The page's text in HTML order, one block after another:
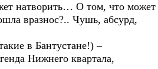
натворить… О том, что может
вразнос?.. Чушь, абсурд,
в Бантустане!) –
Нижнего квартала,